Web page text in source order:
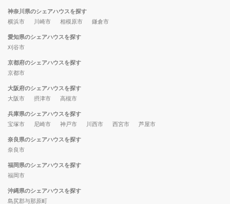
神奈川県のシェアハウスを探す
横浜市
川崎市 相模原市 鎌倉市
愛知県のシェアハウスを探す
刈谷市
京都府のシェアハウスを探す
京都市
大阪府のシェアハウスを探す
大阪市
摂津市 高槻市
兵庫県のシェアハウスを探す
宝塚市
尼崎市 神戸市 川西市 西宮市 芦屋市
奈良県のシェアハウスを探す
奈良市
福岡県のシェアハウスを探す
福岡市
沖縄県のシェアハウスを探す
島尻郡与那原町